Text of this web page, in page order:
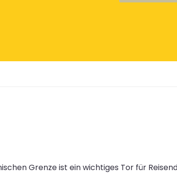
Grenze ist ein wichtiges Tor für